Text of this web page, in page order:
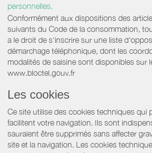
personnelles.
Conformément aux dispositions des
suivants du Code de la consommation,
a le droit de s'inscrire sur une liste
démarchage téléphonique, dont les
modalités de saisine sont disponibles sur
www.bloctel.gouv.fr
Les cookies
Ce site utilise des cookies techniques qui
facilitent votre navigation. Ils sont
sauraient être supprimés sans affecter
site et la navigation. Les cookies